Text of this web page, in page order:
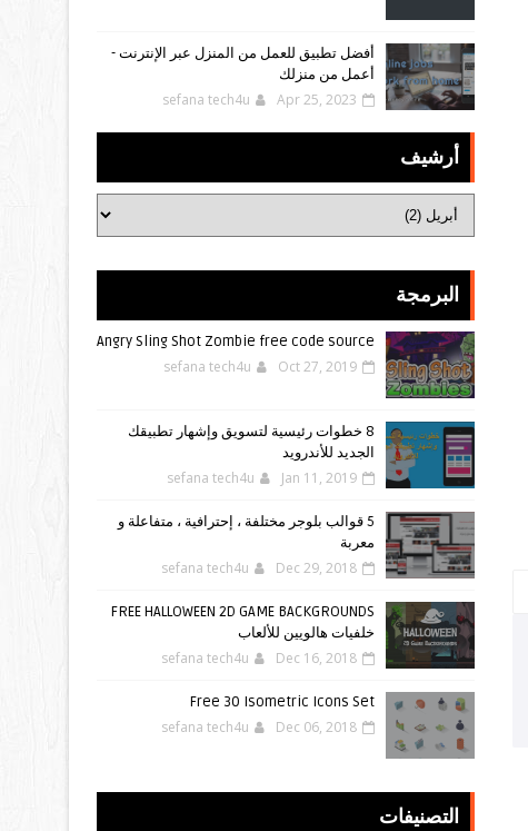
أفضل تطبيق للعمل من المنزل عبر الإنترنت -
أعمل من منزلك
sefana tech4u Apr 25, 2023
أرشيف
البرمجة
Angry Sling Shot Zombie free code source
sefana tech4u Oct 27, 2019
8 خطوات رئيسية لتسويق وإشهار تطبيقك
الجديد للأندرويد
sefana tech4u Jan 11, 2019
5 قوالب بلوجر مختلفة ، إحترافية ، متفاعلة و
معربة
sefana tech4u Dec 29, 2018
FREE HALLOWEEN 2D GAME BACKGROUNDS
خلفيات هالويين للألعاب
sefana tech4u Dec 16, 2018
Free 30 Isometric Icons Set
sefana tech4u Dec 06, 2018
التصنيفات